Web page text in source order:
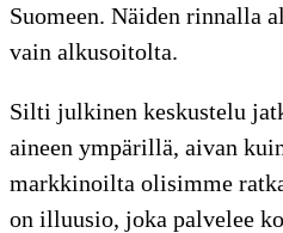
Suomeen. Näiden rinnalla
vain alkusoitolta.
Silti julkinen keskustelu
aineen ympärillä, aivan
markkinoilta olisimme
on illuusio, joka palvelee